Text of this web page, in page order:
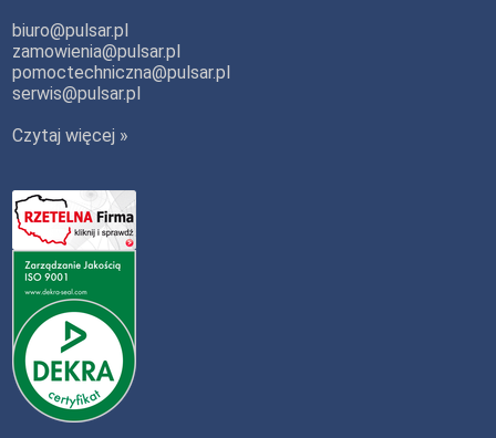
biuro@pulsar.pl
zamowienia@pulsar.pl
pomoctechniczna@pulsar.pl
serwis@pulsar.pl
Czytaj więcej »